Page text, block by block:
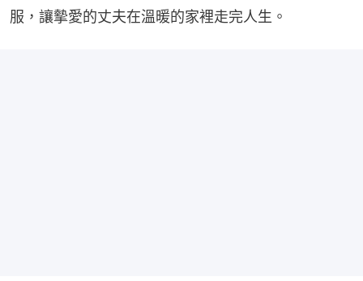
服，讓摰愛的丈夫在溫暖的家裡走完人生。